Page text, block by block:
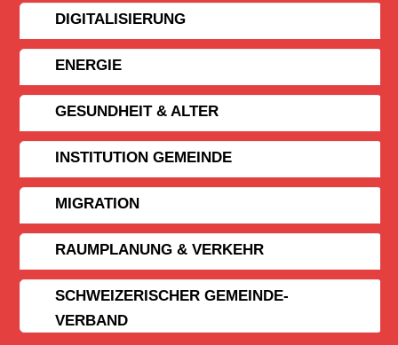
DIGITALISIERUNG
ENERGIE
GESUNDHEIT & ALTER
INSTITUTION GEMEINDE
MIGRATION
RAUMPLANUNG & VERKEHR
SCHWEIZERISCHER GEMEINDE­
VERBAND